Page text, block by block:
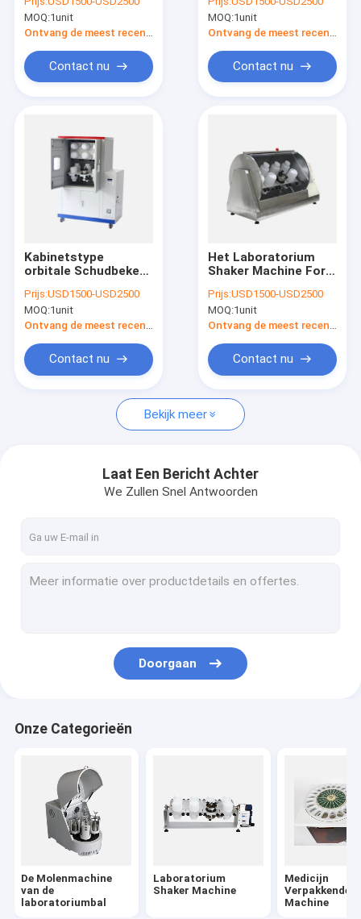
Producten
Ongeveer ons
Fabrieksreis
Nieuws
Gevallen
De Molenmachine van de laboratoriumbal
Medicijn Verpakkende Machine
Vacuümhandschoendoos
De Instrumenten van de grondbemonstering
Oplosbare Concentrator
Laboratoriumverbruiksgoederen
Chemische Veiligheidskabinet
Laboratorium
Roterende
Schudbeker van
Grondsteekproef
MOQ:1unit
Ontvang de meest recente Prijs
Contact nu
machine cabinet type
rotary van 157L
TCLP de
MOQ:1unit
Ontvang de meest recente Prijs
Contact nu
Kabinetstype
orbitale Schudbeker
van de
Laboratoriumincubator
Prijs:USD1500-USD2500
MOQ:1unit
Ontvang de meest recente Prijs
Contact nu
Het Laboratorium
Shaker Machine For
360 Graadtclp
Rotator
Prijs:USD1500-USD2500
MOQ:1unit
Ontvang de meest recente Prijs
Contact nu
Bekijk meer
Laat Een Bericht Achter
We Zullen Snel Antwoorden
Doorgaan
Onze Categorieën
De Molenmachine
van de
laboratoriumbal
Laboratorium
Shaker Machine
Medicijn
Verpakkende
Machine